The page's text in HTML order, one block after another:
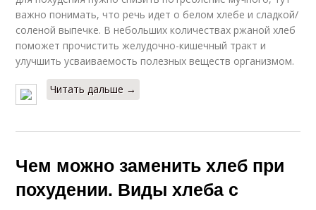
важно понимать, что речь идет о белом хлебе и сладкой/
соленой выпечке. В небольших количествах ржаной хлеб
поможет прочистить желудочно-кишечный тракт и
улучшить усваиваемость полезных веществ организмом.
Читать дальше →
Чем можно заменить хлеб при
похудении. Виды хлеба с